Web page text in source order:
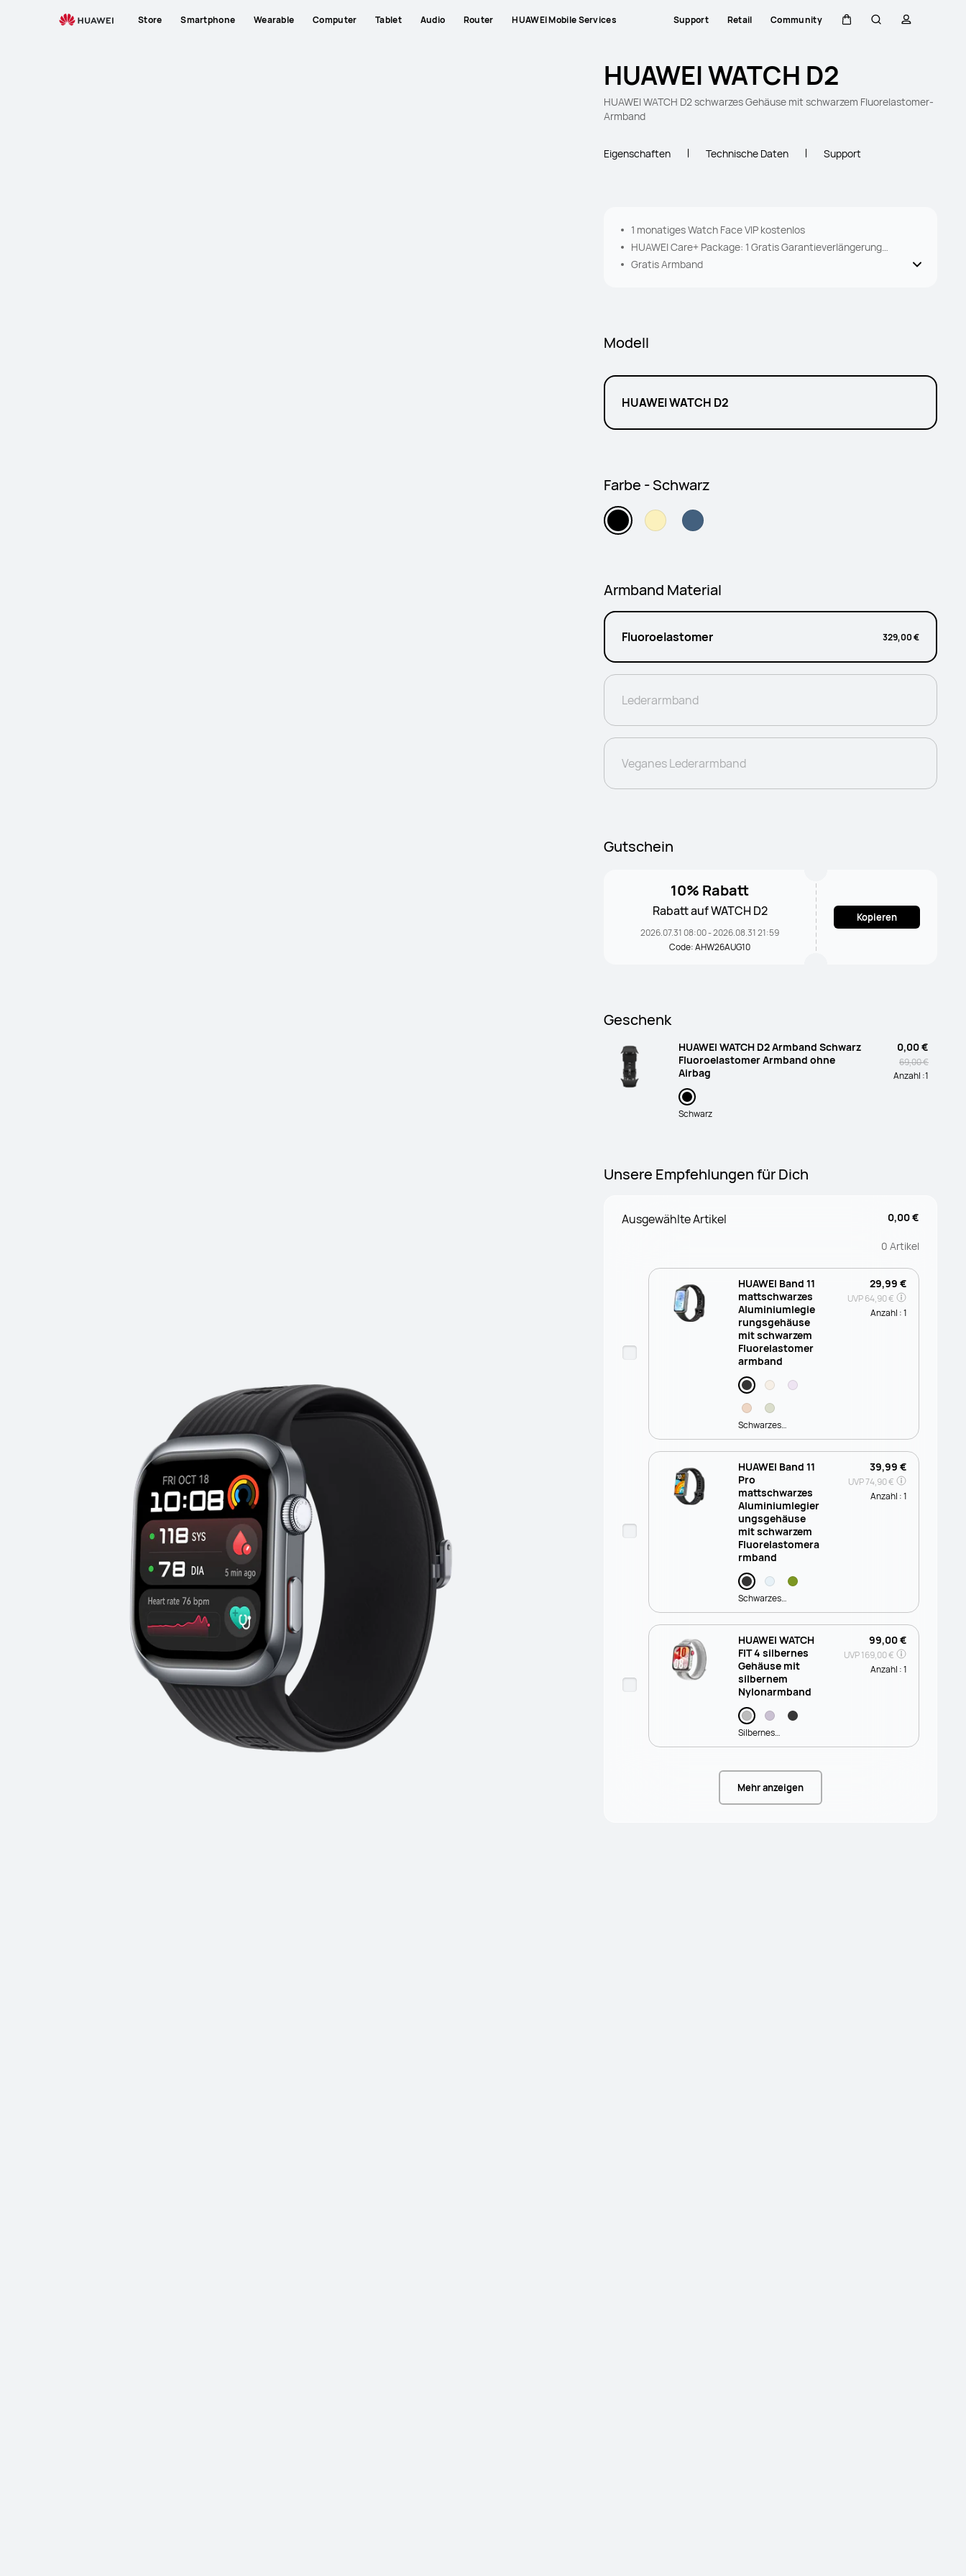
Store Smartphone Wearable Computer Tablet Audio Router HUAWEI Mobile Services Support Retail Community
HUAWEI WATCH D2
HUAWEI WATCH D2 schwarzes Gehäuse mit schwarzem Fluorelastomer-
Armband
Eigenschaften Technische Daten Support
1 monatiges Watch Face VIP kostenlos
HUAWEI Care+ Package: 1 Gratis Garantieverlängerung
auf 3 Jahre.
Gratis Armband
Modell
HUAWEI WATCH D2
Farbe - Schwarz
Armband Material
Fluoroelastomer 329,00 €
Lederarmband
Veganes Lederarmband
Gutschein
10% Rabatt
Rabatt auf WATCH D2
2026.07.31 08:00 - 2026.08.31 21:59
Code: AHW26AUG10
Kopieren
Geschenk
HUAWEI WATCH D2 Armband Schwarz
Fluoroelastomer Armband ohne
Airbag
Schwarz
0,00 €
69,00 €
Anzahl :1
Unsere Empfehlungen für Dich
Ausgewählte Artikel 0,00 €
0 Artikel
HUAWEI Band 11
mattschwarzes
Aluminiumlegie
rungsgehäuse
mit schwarzem
Fluorelastomer
armband
Schwarzes
29,99 €
UVP64,90 €
Anzahl :1
HUAWEI Band 11
Pro
mattschwarzes
Aluminiumlegier
ungsgehäuse
mit schwarzem
Fluorelastomera
rmband
Schwarzes
39,99 €
UVP74,90 €
Anzahl :1
HUAWEI WATCH
FIT 4 silbernes
Gehäuse mit
silbernem
Nylonarmband
Silbernes
99,00 €
UVP169,00 €
Anzahl :1
Mehr anzeigen